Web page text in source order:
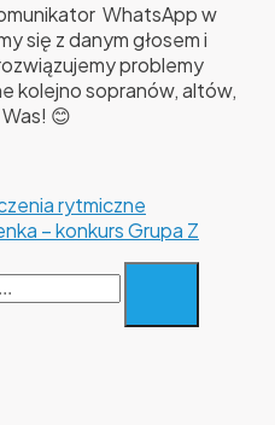
WhatsApp w
się z danym głosem i
problemy
kolejno sopranów, altów,
😊
rytmiczne
– konkurs Grupa Z